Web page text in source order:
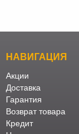
НАВИГАЦИЯ
Акции
Доставка
Гарантия
Возврат товара
Кредит